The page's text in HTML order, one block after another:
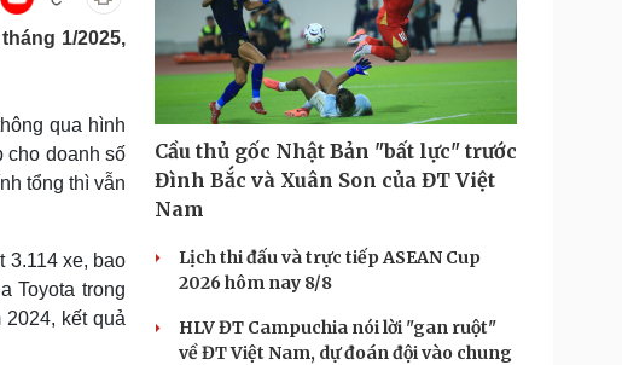
Thông tin doanh nghiệp
Doanh nghiệp 24h
Doanh nhân
Sành điệu
Tin Công nghệ
Trải nghiệm
Chuyển đổi số
Du lịch
Tư vấn
Podcast
Cửa sổ tình yêu
Kể chuyện cho bé
Hạt giống tâm hồn
1/2025,
qua hình
cho doanh số
tổng thì vẫn
3.114 xe, bao
Toyota trong
kết quả
Cầu thủ gốc Nhật Bản "bất lực" trước
Đình Bắc và Xuân Son của ĐT Việt
Nam
Lịch thi đấu và trực tiếp ASEAN Cup
2026 hôm nay 8/8
HLV ĐT Campuchia nói lời "gan ruột"
về ĐT Việt Nam, dự đoán đội vào chung